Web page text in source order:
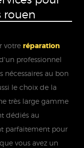
rouen
votre réparation
professionnel
au bon
le choix de la
très large gamme
dédiés au
parfaitement pour
que vous avez un